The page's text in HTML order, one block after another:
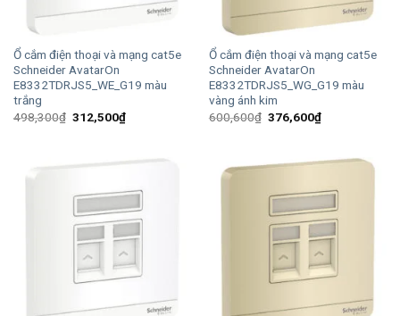
Ổ cắm điện thoại và mạng cat5e
Schneider AvatarOn
E8332TDRJS5_WE_G19 màu
trắng
498,300₫ Giá
312,500₫Giá
hiện
312,500₫.
Ổ cắm điện thoại và mạng cat5e
Schneider AvatarOn
E8332TDRJS5_WG_G19 màu
vàng ánh kim
600,600₫ Giá
376,600₫Giá
hiện
376,600₫.